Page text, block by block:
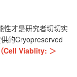
性才是研究者切切实
的Cryopreserved
（Cell Viablity: ＞